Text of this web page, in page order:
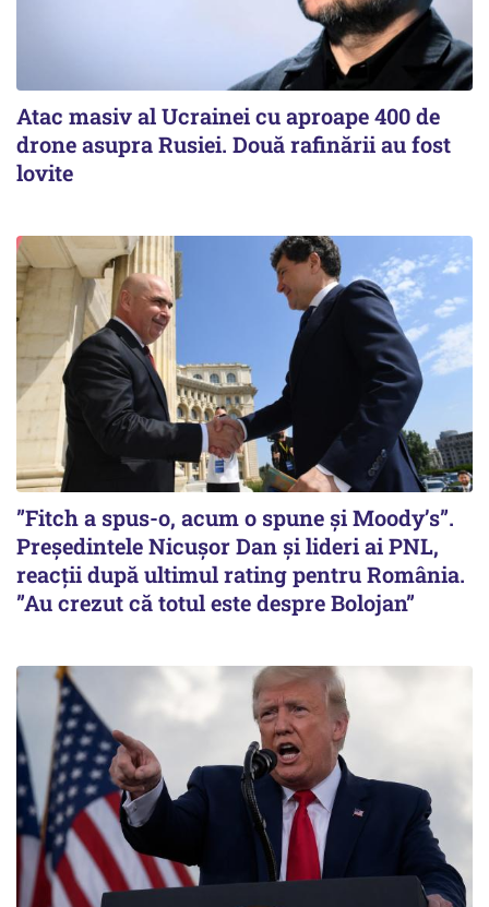
Atac masiv al Ucrainei cu aproape 400 de
drone asupra Rusiei. Două rafinării au fost
lovite
”Fitch a spus-o, acum o spune și Moody’s”.
Președintele Nicușor Dan și lideri ai PNL,
reacții după ultimul rating pentru România.
”Au crezut că totul este despre Bolojan”